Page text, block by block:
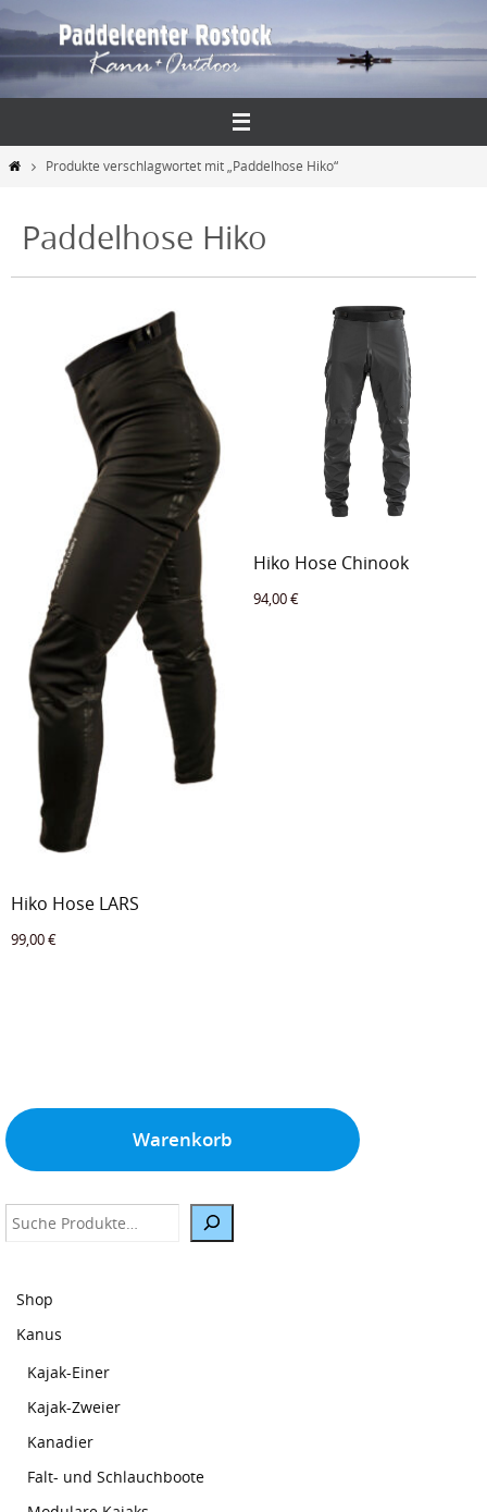
Inhalt
springen
StartProdukte verschlagwortet mit „Paddelhose Hiko“
Paddelhose Hiko
Hiko Hose LARS
99,00€
Hiko Hose Chinook
94,00€
Warenkorb
Suche
Shop
Kanus
Kajak-Einer
Kajak-Zweier
Kanadier
Falt- und Schlauchboote